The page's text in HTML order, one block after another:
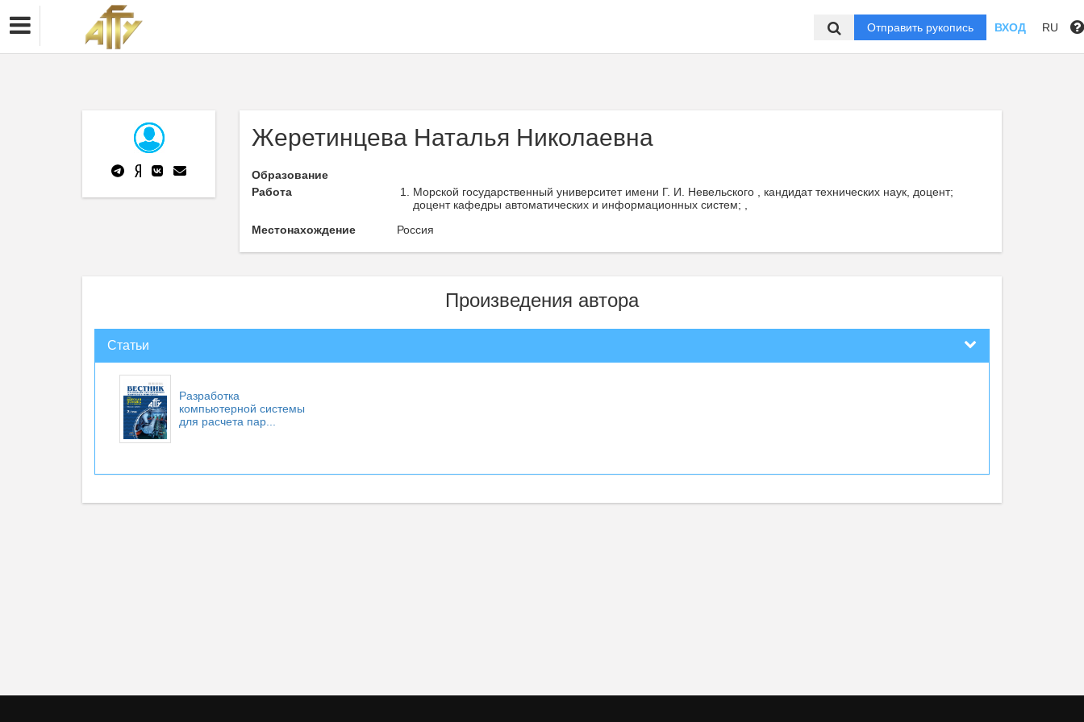
Отправить рукопись ВХОД RU
Жеретинцева Наталья Николаевна
Образование
Работа
Морской государственный университет имени Г. И. Невельского , кандидат технических наук, доцент;
доцент кафедры автоматических и информационных систем; ,
Местонахождение
Россия
Произведения автора
Статьи
Разработка
компьютерной системы
для расчета пар...